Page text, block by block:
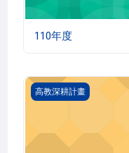
110年度
109學年宜大數位學伴
高教深耕計畫